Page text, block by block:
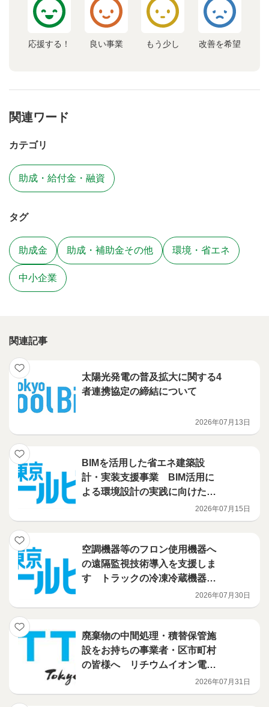
応援する！ 良い事業 もう少し 改善を希望
関連ワード
カテゴリ
助成・給付金・融資
タグ
助成金 助成・補助金その他 環境・省エネ
中小企業
関連記事
太陽光発電の普及拡大に関する4
者連携協定の締結について
2026年07月13日
BIMを活用した省エネ建築設
計・実装支援事業 BIM活用に
よる環境設計の実践に向けたハ
2026年07月15日
空調機器等のフロン使用機器へ
の遠隔監視技術導入を支援しま
す トラックの冷凍冷蔵機器に
導入される技術を補助対象に追
加しました！ フロン漏えい防
進事業
2026年07月30日
廃棄物の中間処理・積替保管施
設をお持ちの事業者・区市町村
の皆様へ リチウムイオン電池
火災対策を、都が支援します
（電池検知機・火災検知機等の
2026年07月31日